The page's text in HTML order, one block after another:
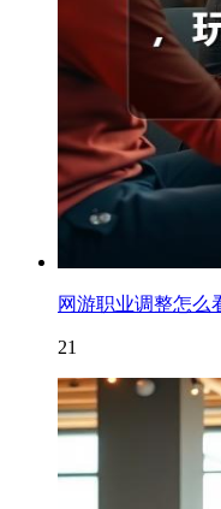
网游职业调整怎么
21